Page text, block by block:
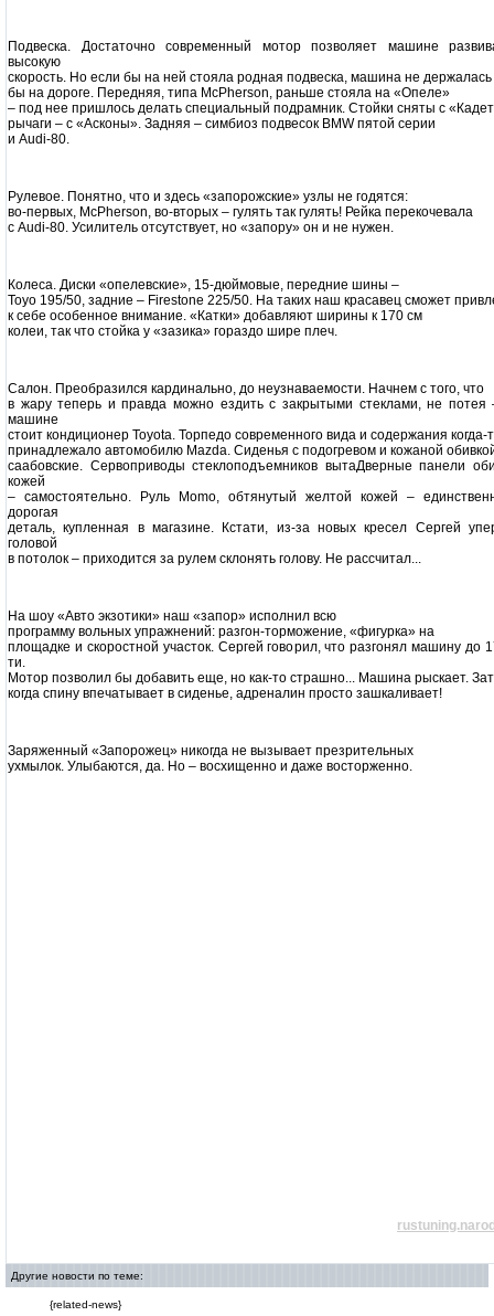
Подвеска. Достаточно современный мотор позволяет машине
высокую
скорость. Но если бы на ней стояла родная подвеска, машина не держалась
бы на дороге. Передняя, типа McPherson, раньше стояла на «Опеле»
– под нее пришлось делать специальный подрамник. Стойки сняты с
рычаги – с «Асконы». Задняя – симбиоз подвесок BMW пятой серии
и Audi-80.
Рулевое. Понятно, что и здесь «запорожские» узлы не годятся:
во-первых, McPherson, во-вторых – гулять так гулять! Рейка перекочевала
с Audi-80. Усилитель отсутствует, но «запору» он и не нужен.
Колеса. Диски «опелевские», 15-дюймовые, передние шины –
Toyo 195/50, задние – Firestone 225/50. На таких наш красавец сможет
к себе особенное внимание. «Катки» добавляют ширины к 170 см
колеи, так что стойка у «зазика» гораздо шире плеч.
Салон. Преобразился кардинально, до неузнаваемости. Начнем с того, что
в жару теперь и правда можно ездить с закрытыми стеклами, не потея
машине
стоит кондиционер Toyota. Торпедо современного вида и содержания когда-
принадлежало автомобилю Mazda. Сиденья с подогревом и кожаной
саабовские. Сервоприводы стеклоподъемников вытаДверные панели
кожей
– самостоятельно. Руль Momo, обтянутый желтой кожей –
дорогая
деталь, купленная в магазине. Кстати, из-за новых кресел Сергей
головой
в потолок – приходится за рулем склонять голову. Не рассчитал...
На шоу «Авто экзотики» наш «запор» исполнил всю
программу вольных упражнений: разгон-торможение, «фигурка» на
площадке и скоростной участок. Сергей говорил, что разгонял машину до
ти.
Мотор позволил бы добавить еще, но как-то страшно... Машина рыскает.
когда спину впечатывает в сиденье, адреналин просто зашкаливает!
Заряженный «Запорожец» никогда не вызывает презрительных
ухмылок. Улыбаются, да. Но – восхищенно и даже восторженно.
Другие новости по теме:
{related-news}